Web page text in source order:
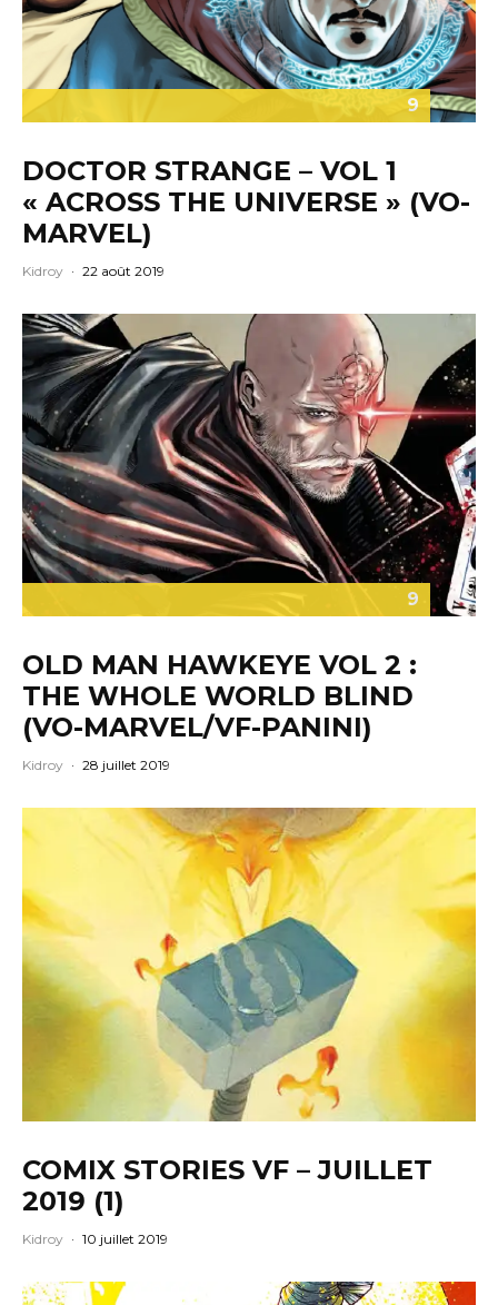
9
DOCTOR STRANGE – VOL 1
« ACROSS THE UNIVERSE » (VO-
MARVEL)
Kidroy · 22 août 2019
9
OLD MAN HAWKEYE VOL 2 :
THE WHOLE WORLD BLIND
(VO-MARVEL/VF-PANINI)
Kidroy · 28 juillet 2019
COMIX STORIES VF – JUILLET
2019 (1)
Kidroy · 10 juillet 2019